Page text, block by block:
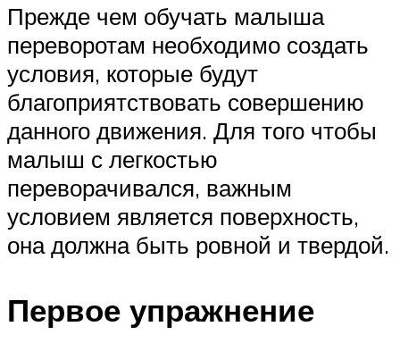
Прежде чем обучать малыша
переворотам необходимо создать
условия, которые будут
благоприятствовать совершению
данного движения. Для того чтобы
малыш с легкостью
переворачивался, важным
условием является поверхность,
она должна быть ровной и твердой.
Первое упражнение